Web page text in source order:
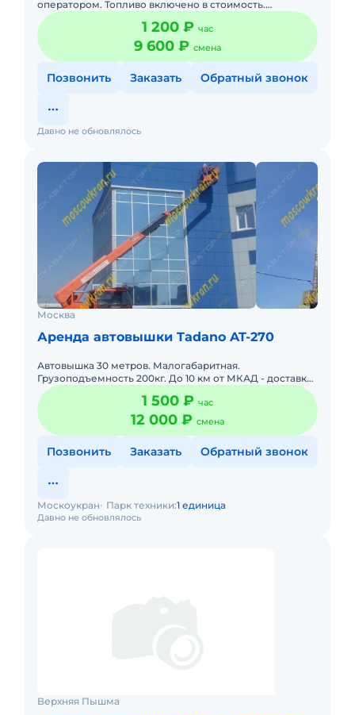
оператором. Топливо включено в стоимость.
Долгосрочная аренда.
1 200 ₽ час
9 600 ₽ смена
Позвонить Заказать Обратный звонок
Давно не обновлялось
Москва
Аренда автовышки Tadano AT-270
Автовышка 30 метров. Малогабаритная.
Грузоподъемность 200кг. До 10 км от МКАД - доставка
бесплатно. Стоимость указана за 7 рабочих часов +1
час за подачу.
1 500 ₽ час
12 000 ₽ смена
Позвонить Заказать Обратный звонок
Давно не обновлялось
Москоукран Парк техники:1 единица
Верхняя Пышма